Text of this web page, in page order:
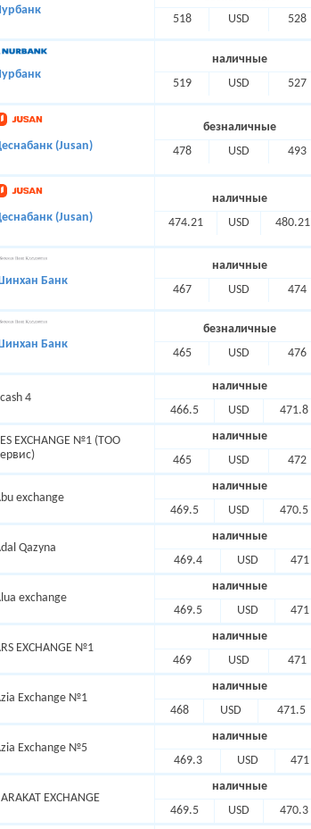
518
USD 528
наличные
519
USD 527
(Jusan)
безналичные
478
USD 493
(Jusan)
наличные
474.21
USD 480.21
Банк
наличные
467
USD 474
Банк
безналичные
465
USD 476
4
наличные
466.5
USD 471.8
EXCHANGE №1 (ТОО
наличные
465
USD 472
exchange
наличные
469.5
USD 470.5
Qazyna
наличные
469.4
USD 471
exchange
наличные
469.5
USD 471
EXCHANGE №1
наличные
469
USD 471
Exchange №1
наличные
468
USD 471.5
Exchange №5
наличные
469.3
USD 471
EXCHANGE
наличные
469.5
USD 470.3